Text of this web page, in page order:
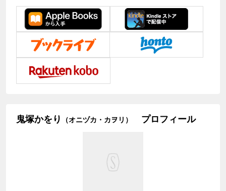
鬼塚かをり （オニヅカ・カヲリ） プロフィール